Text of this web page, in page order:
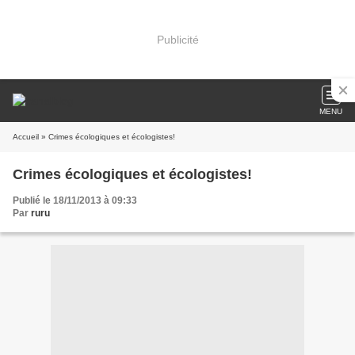
Publicité
MENU
Accueil » Crimes écologiques et écologistes!
Crimes écologiques et écologistes!
Publié le 18/11/2013 à 09:33
Par ruru